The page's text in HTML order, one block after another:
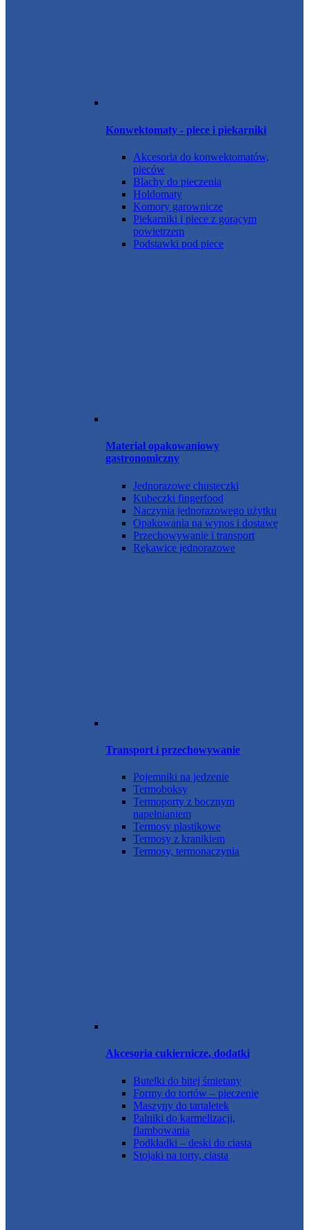
Konwektomaty - piece i piekarniki
Akcesoria do konwektomatów,
pieców
Blachy do pieczenia
Holdomaty
Komory garownicze
Piekarniki i piece z gorącym
powietrzem
Podstawki pod piece
Materiał opakowaniowy
gastronomiczny
Jednorazowe chusteczki
Kubeczki fingerfood
Naczynia jednorazowego użytku
Opakowania na wynos i dostawę
Przechowywanie i transport
Rękawice jednorazowe
Transport i przechowywanie
Pojemniki na jedzenie
Termoboksy
Termoporty z bocznym
napełnianiem
Termosy plastikowe
Termosy z kranikiem
Termosy, termonaczynia
Akcesoria cukiernicze, dodatki
Butelki do bitej śmietany
Formy do tortów – pieczenie
Maszyny do tartaletek
Palniki do karmelizacji,
flambowania
Podkładki – deski do ciasta
Stojaki na torty, ciasta